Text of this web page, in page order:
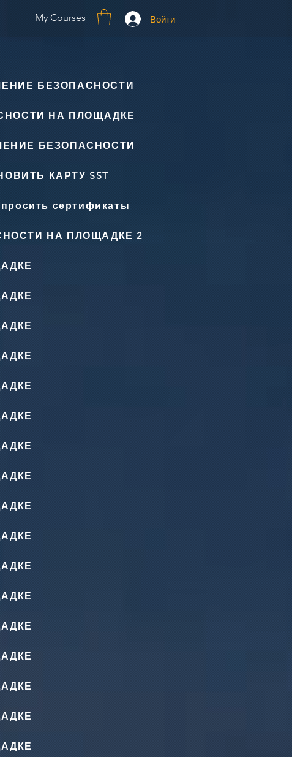
My Courses Войти
БЕЗОПАСНОСТИ
НА ПЛОЩАДКЕ
БЕЗОПАСНОСТИ
КАРТУ SST
сертификаты
НА ПЛОЩАДКЕ 2